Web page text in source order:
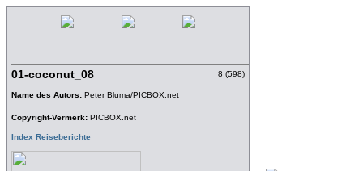
01-coconut_08
Name des Autors: Peter Bluma/PICBOX.net
Copyright-Vermerk: PICBOX.net
Index Reiseberichte
8 (598)